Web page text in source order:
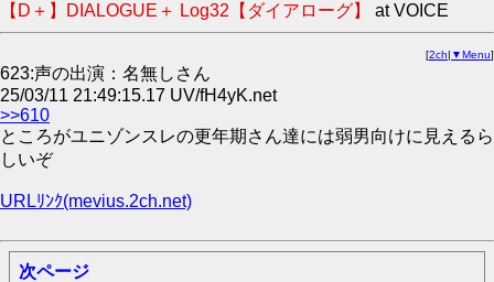
【D＋】DIALOGUE＋ Log32【ダイアローグ】 at VOICE
[2ch| ▼Menu]
623:声の出演：名無しさん
25/03/11 21:49:15.17 UV/fH4yK.net
>>610
ところがユニゾンスレの更年期さん達には弱男向けに見えるら
しいぞ
URLﾘﾝｸ(mevius.2ch.net)
次ページ